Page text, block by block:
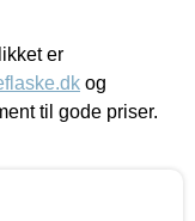
er
og
til gode priser.